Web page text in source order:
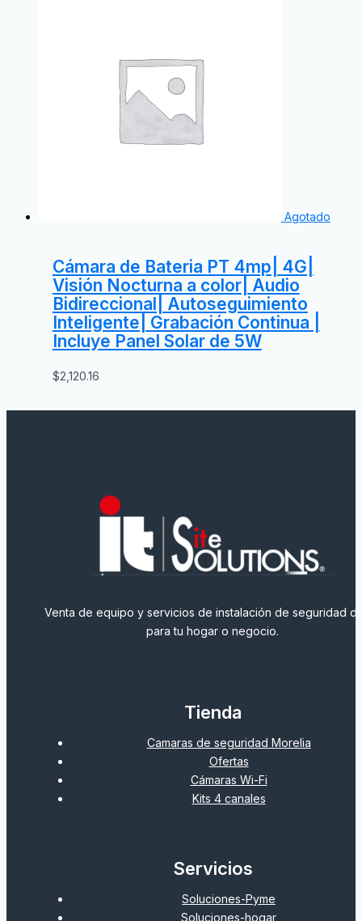
Agotado
Cámara de Bateria PT 4mp| 4G|
Visión Nocturna a color| Audio
Bidireccional| Autoseguimiento
Inteligente| Grabación Continua |
Incluye Panel Solar de 5W
$2,120.16
Venta de equipo y servicios de instalación de seguridad
para tu hogar o negocio.
Tienda
Camaras de seguridad Morelia
Ofertas
Cámaras Wi-Fi
Kits 4 canales
Servicios
Soluciones-Pyme
Soluciones-hogar